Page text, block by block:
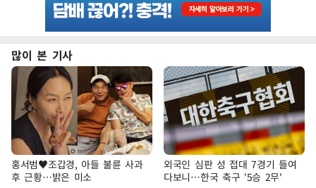
많이 본 기사
홍서범♥조갑경, 아들 불륜 사과
후 근황…밝은 미소
외국인 심판 성 접대 7경기 들여
다보니…한국 축구 '5승 2무'